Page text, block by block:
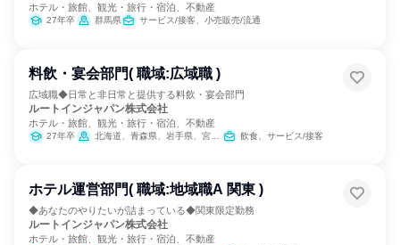
ホテル・旅館、観光・旅行・宿泊、不動産
27年卒 群馬県 サービス/接客、小売販売/流通
料飲・宴会部門( 職域:広域職 )
広域職◆日常と非日常と提供する料飲・宴会部門
ルートインジャパン株式会社
ホテル・旅館、観光・旅行・宿泊、不動産
27年卒 北海道、青森県、岩手県、宮城県、秋田県、山形県、福島県、茨城県、栃木県、群馬県、埼玉県、千葉県、東京都、神奈川県、新潟県、富山県、石川県、福井県、山梨県、長野県、岐阜県、静岡県、愛知県、三重県、滋賀県、京都府、大阪府、兵庫県、奈良県、和歌山県、鳥取県、島根県、岡山県、広島県、山口県、徳島県、香川県、愛媛県、福岡県、佐賀県、長崎県、熊本県、大分県、宮崎県、鹿児島県、沖縄県 飲食、サービス/接客
ホテル運営部門( 職域:地域職A 関東 )
◆あなたのやりたいが詰まっている◆関東限定勤務
ルートインジャパン株式会社
ホテル・旅館、観光・旅行・宿泊、不動産